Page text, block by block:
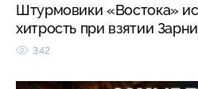
Штурмовики «Востока»
хитрость при взятии
342